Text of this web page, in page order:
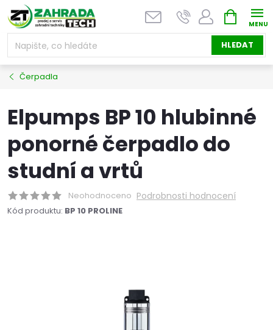
Přejít
na
obsah
HLEDAT
NÁKUPNÍ
KOŠÍK
Čerpadla
Elpumps BP 10 hlubinné
ponorné čerpadlo do
studní a vrtů
Neohodnoceno Podrobnosti hodnocení
Kód produktu: BP 10 PROLINE